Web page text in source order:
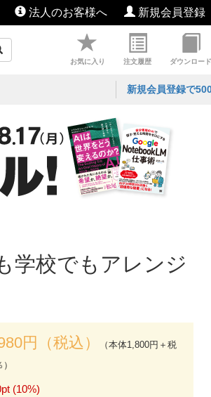
法人のお客様へ 新規会員登録
お気に入り 注文履歴 ダウンロード
新規会員登録で
学校でもアレンジ
円（税込）
（本体1,800円＋税
(10%)